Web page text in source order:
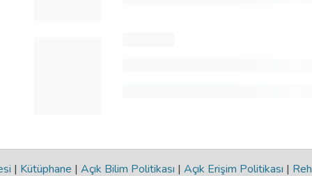
| Kütüphane | Açık Bilim Politikası | Açık Erişim Politikası |